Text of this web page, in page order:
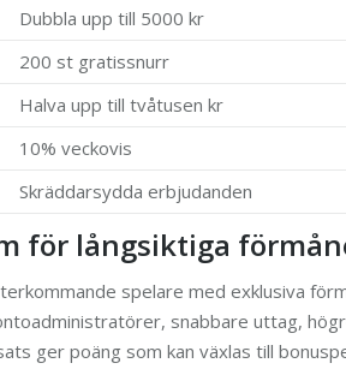
Dubbla upp till 5000 kr
200 st gratissnurr
Halva upp till tvåtusen kr
10% veckovis
Skräddarsydda erbjudanden
för långsiktiga
spelare med exklusiva
snabbare uttag,
ger poäng som kan växlas till